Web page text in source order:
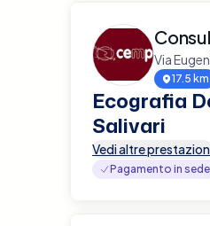
Via
17.5 km
Ecografia
Salivari
Vedi altre
Pagamento in sede